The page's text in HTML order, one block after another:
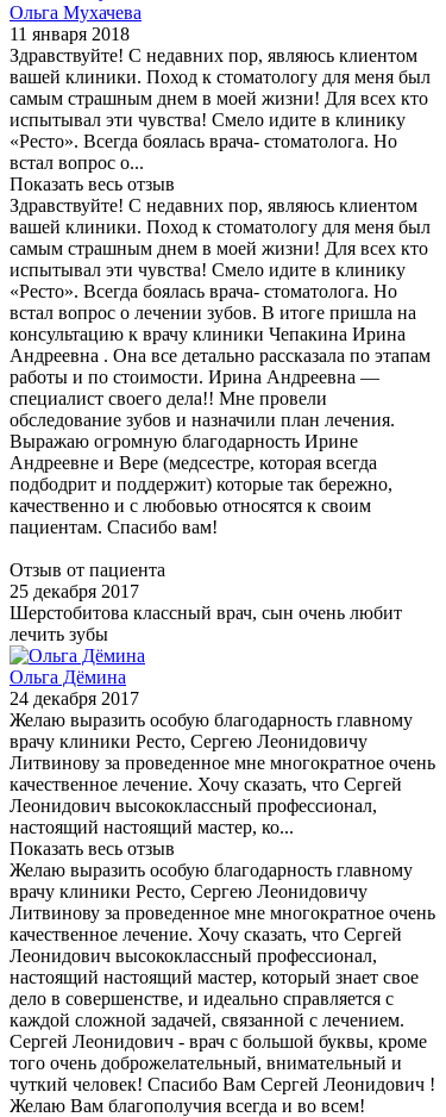
Ольга Мухачева
11 января 2018
Здравствуйте! С недавних пор, являюсь клиентом
вашей клиники. Поход к стоматологу для меня был
самым страшным днем в моей жизни! Для всех кто
испытывал эти чувства! Смело идите в клинику
«Ресто». Всегда боялась врача- стоматолога. Но
встал вопрос о...
Показать весь отзыв
Здравствуйте! С недавних пор, являюсь клиентом
вашей клиники. Поход к стоматологу для меня был
самым страшным днем в моей жизни! Для всех кто
испытывал эти чувства! Смело идите в клинику
«Ресто». Всегда боялась врача- стоматолога. Но
встал вопрос о лечении зубов. В итоге пришла на
консультацию к врачу клиники Чепакина Ирина
Андреевна . Она все детально рассказала по этапам
работы и по стоимости. Ирина Андреевна —
специалист своего дела!! Мне провели
обследование зубов и назначили план лечения.
Выражаю огромную благодарность Ирине
Андреевне и Вере (медсестре, которая всегда
подбодрит и поддержит) которые так бережно,
качественно и с любовью относятся к своим
пациентам. Спасибо вам!
Отзыв от пациента
25 декабря 2017
Шерстобитова классный врач, сын очень любит
лечить зубы
Ольга Дёмина
24 декабря 2017
Желаю выразить особую благодарность главному
врачу клиники Ресто, Сергею Леонидовичу
Литвинову за проведенное мне многократное очень
качественное лечение. Хочу сказать, что Сергей
Леонидович высококлассный профессионал,
настоящий настоящий мастер, ко...
Показать весь отзыв
Желаю выразить особую благодарность главному
врачу клиники Ресто, Сергею Леонидовичу
Литвинову за проведенное мне многократное очень
качественное лечение. Хочу сказать, что Сергей
Леонидович высококлассный профессионал,
настоящий настоящий мастер, который знает свое
дело в совершенстве, и идеально справляется с
каждой сложной задачей, связанной с лечением.
Сергей Леонидович - врач с большой буквы, кроме
того очень доброжелательный, внимательный и
чуткий человек! Спасибо Вам Сергей Леонидович !
Желаю Вам благополучия всегда и во всем!